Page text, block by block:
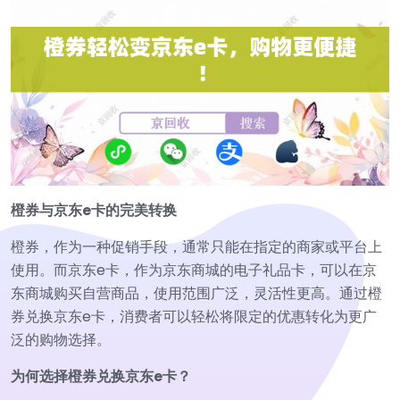
橙券与京东e卡的完美转换
橙券，作为一种促销手段，通常只能在指定的商家或平台上
使用。而京东e卡，作为京东商城的电子礼品卡，可以在京
东商城购买自营商品，使用范围广泛，灵活性更高。通过橙
券兑换京东e卡，消费者可以轻松将限定的优惠转化为更广
泛的购物选择。
为何选择橙券兑换京东e卡？